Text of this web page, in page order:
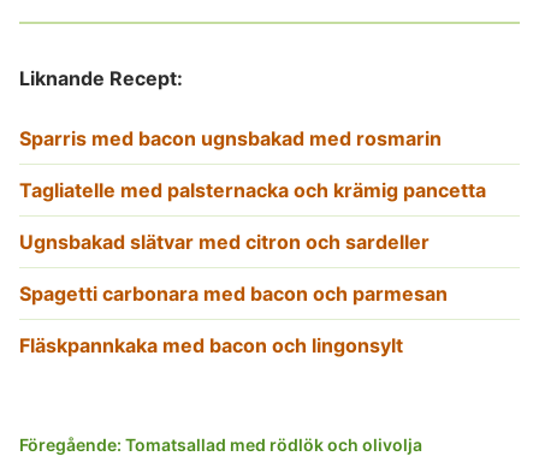
Liknande Recept:
Sparris med bacon ugnsbakad med rosmarin
Tagliatelle med palsternacka och krämig pancetta
Ugnsbakad slätvar med citron och sardeller
Spagetti carbonara med bacon och parmesan
Fläskpannkaka med bacon och lingonsylt
Inläggsnavigering
Föregående: Tomatsallad med rödlök och olivolja